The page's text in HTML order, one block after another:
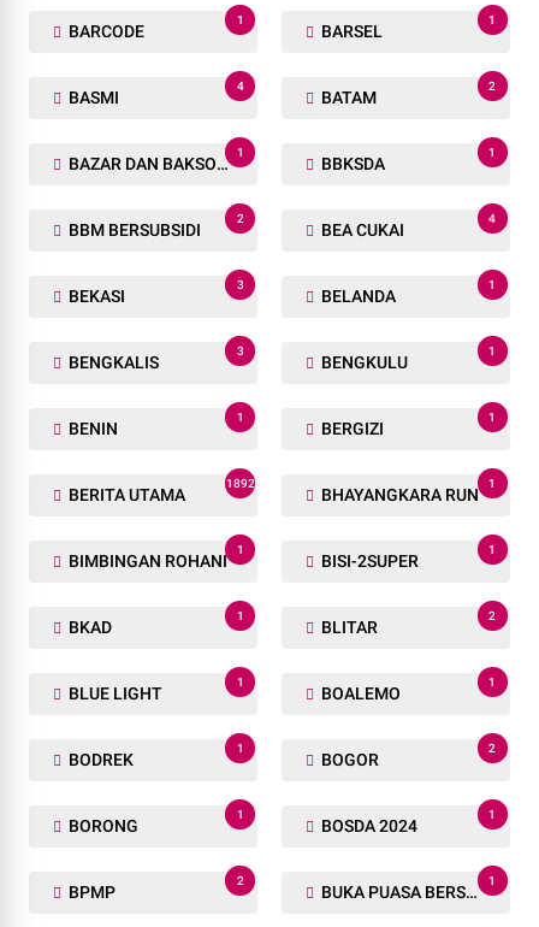
BARCODE
1
BARSEL
1
BASMI
4
BATAM
2
BAZAR DAN BAKSOS RAMADHAN
1
BBKSDA
1
BBM BERSUBSIDI
2
BEA CUKAI
4
BEKASI
3
BELANDA
1
BENGKALIS
3
BENGKULU
1
BENIN
1
BERGIZI
1
BERITA UTAMA
1892
BHAYANGKARA RUN
1
BIMBINGAN ROHANI
1
BISI-2SUPER
1
BKAD
1
BLITAR
2
BLUE LIGHT
1
BOALEMO
1
BODREK
1
BOGOR
2
BORONG
1
BOSDA 2024
1
BPMP
2
BUKA PUASA BERSAMA
1